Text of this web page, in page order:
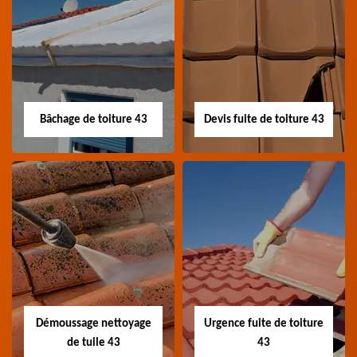
Nettoyage panneau
photovoltaïque 43
Professionnel en
nettoyage panneau
photovoltaïque 43
Devis pose de
gouttière 43
Devis pose de gouttière
43 Haute-Loire
Bâchage de toiture 43
Bâchage de toiture
43
Entreprise bâchage de
toiture 43 Haute-Loire
Devis fuite de toiture 43
Devis fuite de
toiture 43
Devis fuite de toiture 43
Haute-Loire
Démoussage nettoyage
de tuile 43
Urgence fuite de toiture
43